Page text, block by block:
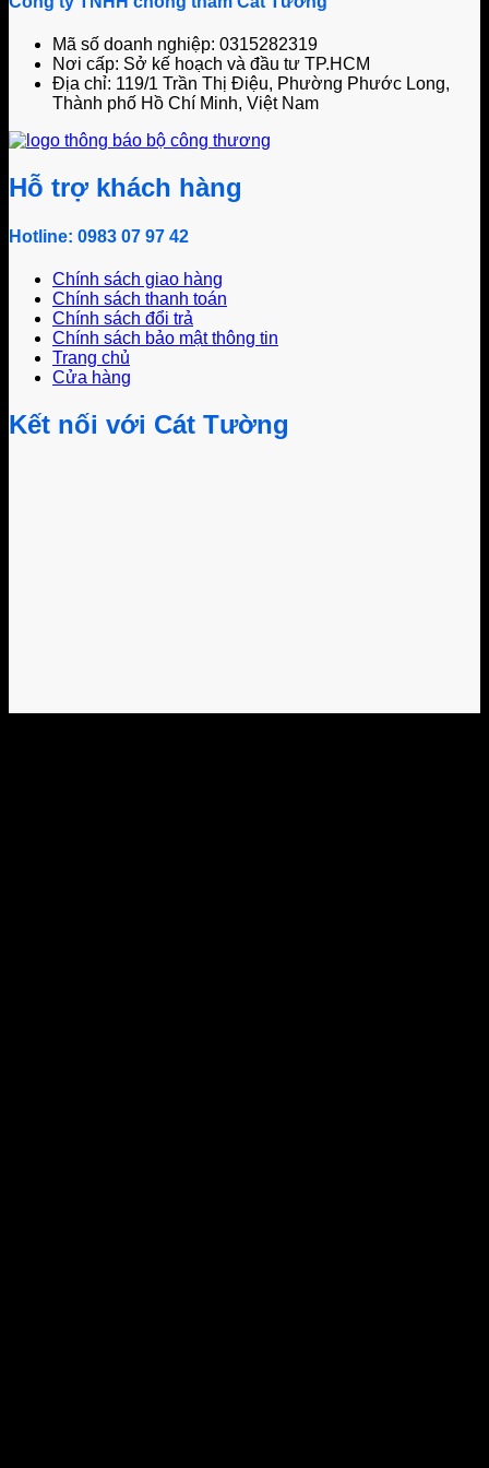
Mã số doanh nghiệp: 0315282319
Nơi cấp: Sở kế hoạch và đầu tư TP.HCM
Địa chỉ: 119/1 Trần Thị Điệu, Phường Phước Long,
Thành phố Hồ Chí Minh, Việt Nam
Hỗ trợ khách hàng
Hotline: 0983 07 97 42
Chính sách giao hàng
Chính sách thanh toán
Chính sách đổi trả
Chính sách bảo mật thông tin
Trang chủ
Cửa hàng
Kết nối với Cát Tường